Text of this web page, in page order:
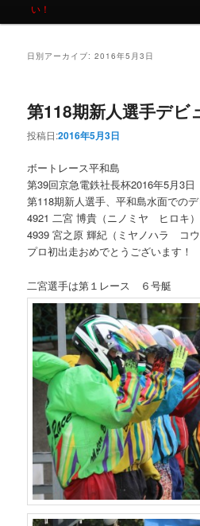
い！
日別アーカイブ:2016年5月3日
第118期新人選手デビ
投稿日:2016年5月3日
ボートレース平和島
第39回京急電鉄社長杯2016年5月3日
第118期新人選手、平和島水面での
4921 二宮 博貴（ニノミヤ ヒロキ
4939 宮之原 輝紀（ミヤノハラ コ
プロ初出走おめでとうございます！
二宮選手は第１レース ６号艇